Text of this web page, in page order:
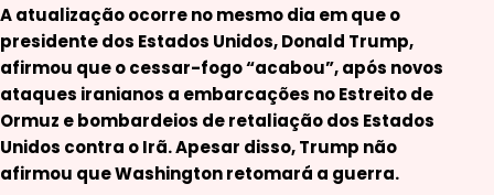
A atualização ocorre no mesmo dia em que o
presidente dos Estados Unidos, Donald Trump,
afirmou que o cessar-fogo “acabou”, após novos
ataques iranianos a embarcações no Estreito de
Ormuz e bombardeios de retaliação dos Estados
Unidos contra o Irã. Apesar disso, Trump não
afirmou que Washington retomará a guerra.